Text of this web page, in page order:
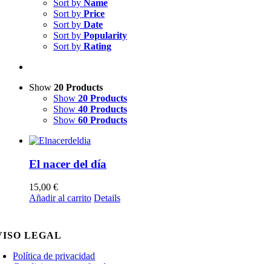
Sort by Name
Sort by Price
Sort by Date
Sort by Popularity
Sort by Rating
Show 20 Products
Show 20 Products
Show 40 Products
Show 60 Products
El nacer del día
15,00 €
Añadir al carrito Details
LEGAL
Política de privacidad